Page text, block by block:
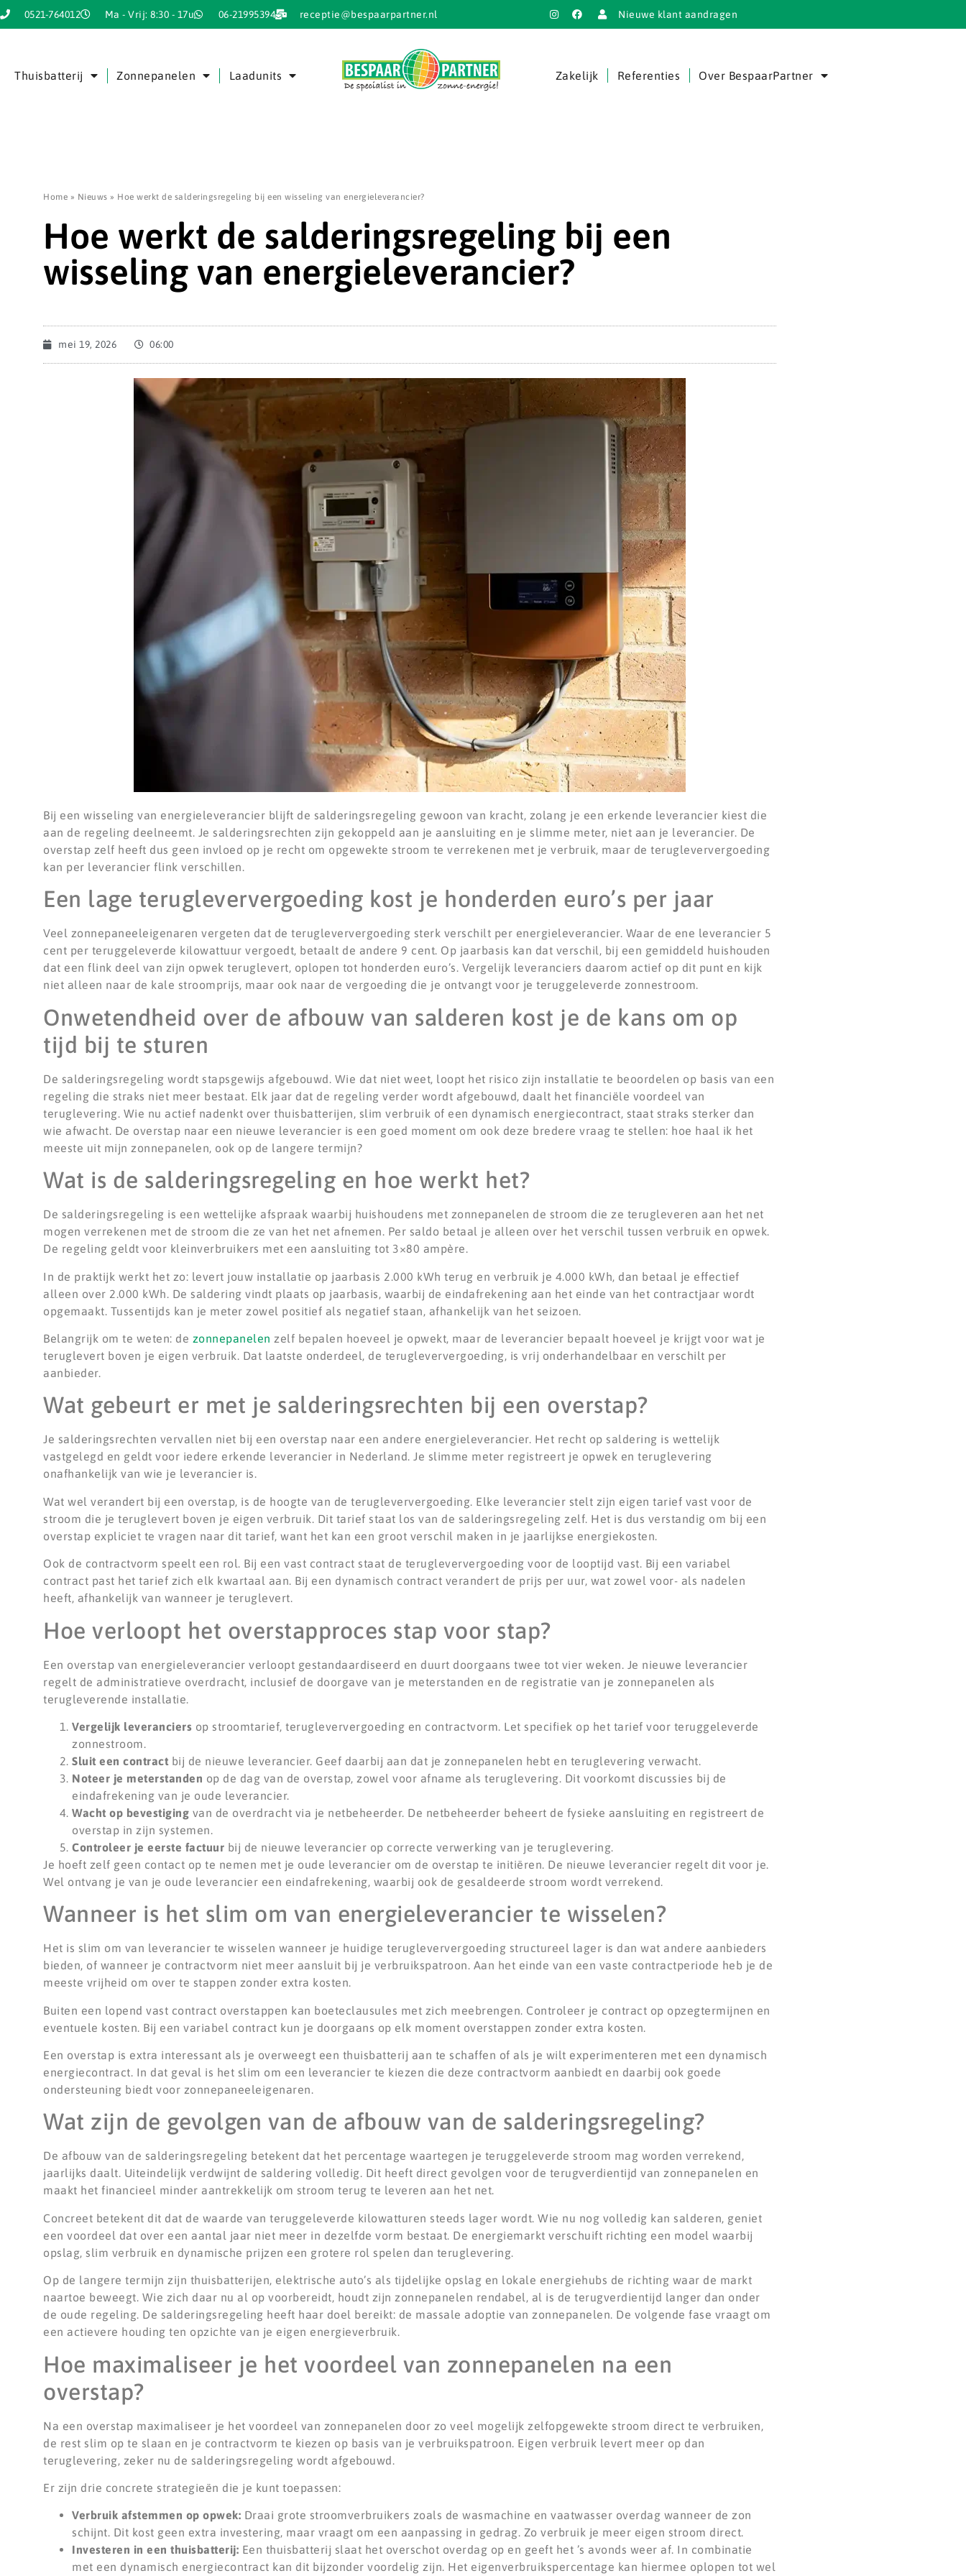
0521-764012 Ma - Vrij: 8:30 - 17u 06-21995394 receptie@bespaarpartner.nl Nieuwe klant aandragen
Thuisbatterij Zonnepanelen Laadunits Zakelijk Referenties Over BespaarPartner
Home » Nieuws » Hoe werkt de salderingsregeling bij een wisseling van energieleverancier?
Hoe werkt de salderingsregeling bij een
wisseling van energieleverancier?
mei 19, 2026 06:00
Bij een wisseling van energieleverancier blijft de salderingsregeling gewoon van kracht, zolang je een erkende leverancier kiest die
aan de regeling deelneemt. Je salderingsrechten zijn gekoppeld aan je aansluiting en je slimme meter, niet aan je leverancier. De
overstap zelf heeft dus geen invloed op je recht om opgewekte stroom te verrekenen met je verbruik, maar de terugleververgoeding
kan per leverancier flink verschillen.
Een lage terugleververgoeding kost je honderden euro’s per jaar
Veel zonnepaneeleigenaren vergeten dat de terugleververgoeding sterk verschilt per energieleverancier. Waar de ene leverancier 5
cent per teruggeleverde kilowattuur vergoedt, betaalt de andere 9 cent. Op jaarbasis kan dat verschil, bij een gemiddeld huishouden
dat een flink deel van zijn opwek teruglevert, oplopen tot honderden euro’s. Vergelijk leveranciers daarom actief op dit punt en kijk
niet alleen naar de kale stroomprijs, maar ook naar de vergoeding die je ontvangt voor je teruggeleverde zonnestroom.
Onwetendheid over de afbouw van salderen kost je de kans om op
tijd bij te sturen
De salderingsregeling wordt stapsgewijs afgebouwd. Wie dat niet weet, loopt het risico zijn installatie te beoordelen op basis van een
regeling die straks niet meer bestaat. Elk jaar dat de regeling verder wordt afgebouwd, daalt het financiële voordeel van
teruglevering. Wie nu actief nadenkt over thuisbatterijen, slim verbruik of een dynamisch energiecontract, staat straks sterker dan
wie afwacht. De overstap naar een nieuwe leverancier is een goed moment om ook deze bredere vraag te stellen: hoe haal ik het
meeste uit mijn zonnepanelen, ook op de langere termijn?
Wat is de salderingsregeling en hoe werkt het?
De salderingsregeling is een wettelijke afspraak waarbij huishoudens met zonnepanelen de stroom die ze terugleveren aan het net
mogen verrekenen met de stroom die ze van het net afnemen. Per saldo betaal je alleen over het verschil tussen verbruik en opwek.
De regeling geldt voor kleinverbruikers met een aansluiting tot 3×80 ampère.
In de praktijk werkt het zo: levert jouw installatie op jaarbasis 2.000 kWh terug en verbruik je 4.000 kWh, dan betaal je effectief
alleen over 2.000 kWh. De saldering vindt plaats op jaarbasis, waarbij de eindafrekening aan het einde van het contractjaar wordt
opgemaakt. Tussentijds kan je meter zowel positief als negatief staan, afhankelijk van het seizoen.
Belangrijk om te weten: de zonnepanelen zelf bepalen hoeveel je opwekt, maar de leverancier bepaalt hoeveel je krijgt voor wat je
teruglevert boven je eigen verbruik. Dat laatste onderdeel, de terugleververgoeding, is vrij onderhandelbaar en verschilt per
aanbieder.
Wat gebeurt er met je salderingsrechten bij een overstap?
Je salderingsrechten vervallen niet bij een overstap naar een andere energieleverancier. Het recht op saldering is wettelijk
vastgelegd en geldt voor iedere erkende leverancier in Nederland. Je slimme meter registreert je opwek en teruglevering
onafhankelijk van wie je leverancier is.
Wat wel verandert bij een overstap, is de hoogte van de terugleververgoeding. Elke leverancier stelt zijn eigen tarief vast voor de
stroom die je teruglevert boven je eigen verbruik. Dit tarief staat los van de salderingsregeling zelf. Het is dus verstandig om bij een
overstap expliciet te vragen naar dit tarief, want het kan een groot verschil maken in je jaarlijkse energiekosten.
Ook de contractvorm speelt een rol. Bij een vast contract staat de terugleververgoeding voor de looptijd vast. Bij een variabel
contract past het tarief zich elk kwartaal aan. Bij een dynamisch contract verandert de prijs per uur, wat zowel voor- als nadelen
heeft, afhankelijk van wanneer je teruglevert.
Hoe verloopt het overstapproces stap voor stap?
Een overstap van energieleverancier verloopt gestandaardiseerd en duurt doorgaans twee tot vier weken. Je nieuwe leverancier
regelt de administratieve overdracht, inclusief de doorgave van je meterstanden en de registratie van je zonnepanelen als
terugleverende installatie.
Vergelijk leveranciers op stroomtarief, terugleververgoeding en contractvorm. Let specifiek op het tarief voor teruggeleverde
zonnestroom.
Sluit een contract bij de nieuwe leverancier. Geef daarbij aan dat je zonnepanelen hebt en teruglevering verwacht.
Noteer je meterstanden op de dag van de overstap, zowel voor afname als teruglevering. Dit voorkomt discussies bij de
eindafrekening van je oude leverancier.
Wacht op bevestiging van de overdracht via je netbeheerder. De netbeheerder beheert de fysieke aansluiting en registreert de
overstap in zijn systemen.
Controleer je eerste factuur bij de nieuwe leverancier op correcte verwerking van je teruglevering.
Je hoeft zelf geen contact op te nemen met je oude leverancier om de overstap te initiëren. De nieuwe leverancier regelt dit voor je.
Wel ontvang je van je oude leverancier een eindafrekening, waarbij ook de gesaldeerde stroom wordt verrekend.
Wanneer is het slim om van energieleverancier te wisselen?
Het is slim om van leverancier te wisselen wanneer je huidige terugleververgoeding structureel lager is dan wat andere aanbieders
bieden, of wanneer je contractvorm niet meer aansluit bij je verbruikspatroon. Aan het einde van een vaste contractperiode heb je de
meeste vrijheid om over te stappen zonder extra kosten.
Buiten een lopend vast contract overstappen kan boeteclausules met zich meebrengen. Controleer je contract op opzegtermijnen en
eventuele kosten. Bij een variabel contract kun je doorgaans op elk moment overstappen zonder extra kosten.
Een overstap is extra interessant als je overweegt een thuisbatterij aan te schaffen of als je wilt experimenteren met een dynamisch
energiecontract. In dat geval is het slim om een leverancier te kiezen die deze contractvorm aanbiedt en daarbij ook goede
ondersteuning biedt voor zonnepaneeleigenaren.
Wat zijn de gevolgen van de afbouw van de salderingsregeling?
De afbouw van de salderingsregeling betekent dat het percentage waartegen je teruggeleverde stroom mag worden verrekend,
jaarlijks daalt. Uiteindelijk verdwijnt de saldering volledig. Dit heeft direct gevolgen voor de terugverdientijd van zonnepanelen en
maakt het financieel minder aantrekkelijk om stroom terug te leveren aan het net.
Concreet betekent dit dat de waarde van teruggeleverde kilowatturen steeds lager wordt. Wie nu nog volledig kan salderen, geniet
een voordeel dat over een aantal jaar niet meer in dezelfde vorm bestaat. De energiemarkt verschuift richting een model waarbij
opslag, slim verbruik en dynamische prijzen een grotere rol spelen dan teruglevering.
Op de langere termijn zijn thuisbatterijen, elektrische auto’s als tijdelijke opslag en lokale energiehubs de richting waar de markt
naartoe beweegt. Wie zich daar nu al op voorbereidt, houdt zijn zonnepanelen rendabel, al is de terugverdientijd langer dan onder
de oude regeling. De salderingsregeling heeft haar doel bereikt: de massale adoptie van zonnepanelen. De volgende fase vraagt om
een actievere houding ten opzichte van je eigen energieverbruik.
Hoe maximaliseer je het voordeel van zonnepanelen na een
overstap?
Na een overstap maximaliseer je het voordeel van zonnepanelen door zo veel mogelijk zelfopgewekte stroom direct te verbruiken,
de rest slim op te slaan en je contractvorm te kiezen op basis van je verbruikspatroon. Eigen verbruik levert meer op dan
teruglevering, zeker nu de salderingsregeling wordt afgebouwd.
Er zijn drie concrete strategieën die je kunt toepassen:
Verbruik afstemmen op opwek: Draai grote stroomverbruikers zoals de wasmachine en vaatwasser overdag wanneer de zon
schijnt. Dit kost geen extra investering, maar vraagt om een aanpassing in gedrag. Zo verbruik je meer eigen stroom direct.
Investeren in een thuisbatterij: Een thuisbatterij slaat het overschot overdag op en geeft het ’s avonds weer af. In combinatie
met een dynamisch energiecontract kan dit bijzonder voordelig zijn. Het eigenverbruikspercentage kan hiermee oplopen tot wel